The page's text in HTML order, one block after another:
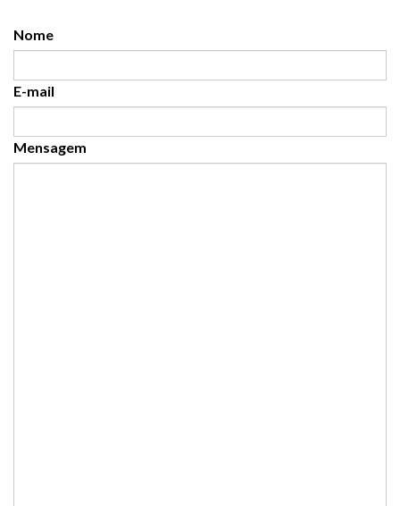
Nome
E-mail
Mensagem